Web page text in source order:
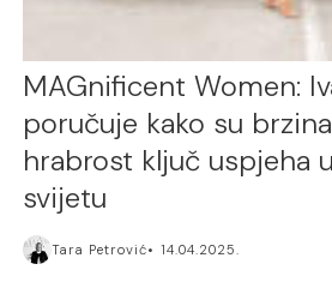
MAGnificent Women:
poručuje kako su
hrabrost ključ uspjeha
svijetu
Tara Petrović 14.04.2025.